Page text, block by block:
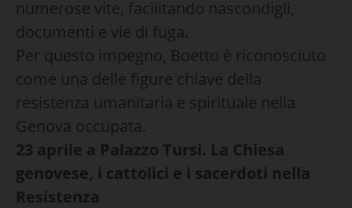
numerose vite, facilitando nascondigli,
documenti e vie di fuga.
Per questo impegno, Boetto è riconosciuto
come una delle figure chiave della
resistenza umanitaria e spirituale nella
Genova occupata.
23 aprile a Palazzo Tursi. La Chiesa
genovese, i cattolici e i sacerdoti nella
Resistenza